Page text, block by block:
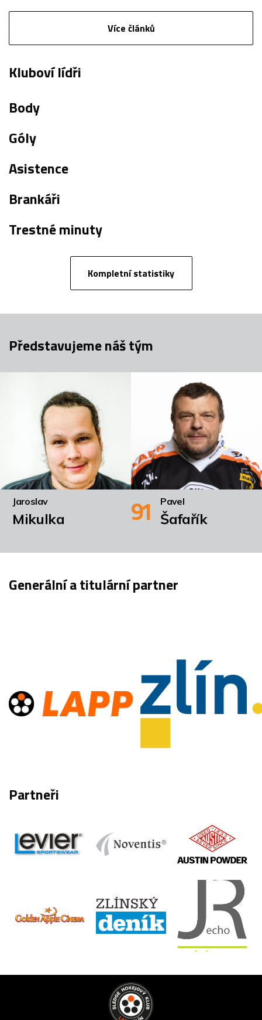
Více článků
Kluboví lídři
Body
Góly
Asistence
Brankáři
Trestné minuty
Kompletní statistiky
Představujeme náš tým
Jaroslav
Mikulka 91 Pavel
Šafařík
Generální a titulární partner
Partneři